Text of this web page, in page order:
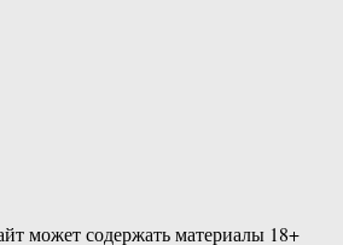
может содержать материалы 18+